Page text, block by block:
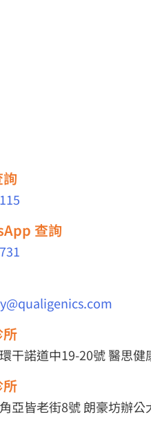
查詢
干諾道中19-20號 醫思健
亞皆老街8號 朗豪坊辦公